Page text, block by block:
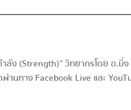
ลัง (Strength)" วิทยากรโดย อ.
ทาง Facebook Live และ